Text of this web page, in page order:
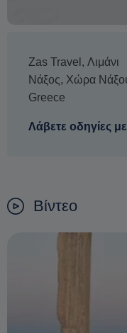
Zas Travel, Λιμάνι
Νάξος, Χώρα
Greece
Λάβετε οδηγίες
Βίντεο